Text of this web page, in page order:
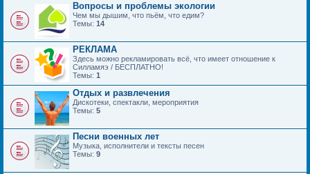
Вопросы и проблемы экологии
Чем мы дышим, что пьём, что едим?
Темы: 14
РЕКЛАМА
Здесь можно рекламировать всё, что имеет отношение к
Силламяэ / БЕСПЛАТНО!
Темы: 1
Отдых и развлечения
Дискотеки, спектакли, мероприятия
Темы: 5
Песни военных лет
Музыка, исполнители и тексты песен
Темы: 9